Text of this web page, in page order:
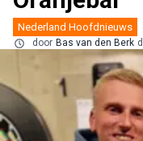
Nederland Hoofdnieuws
door Bas van den Berk